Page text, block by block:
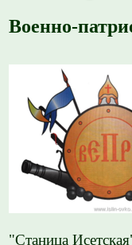
Военно-
"Станица